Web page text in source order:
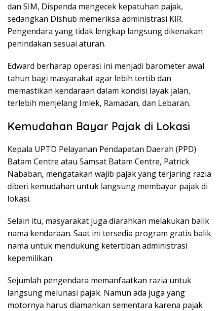
dan SIM, Dispenda mengecek kepatuhan pajak,
sedangkan Dishub memeriksa administrasi KIR.
Pengendara yang tidak lengkap langsung dikenakan
penindakan sesuai aturan.
Edward berharap operasi ini menjadi barometer awal
tahun bagi masyarakat agar lebih tertib dan
memastikan kendaraan dalam kondisi layak jalan,
terlebih menjelang Imlek, Ramadan, dan Lebaran.
Kemudahan Bayar Pajak di Lokasi
Kepala UPTD Pelayanan Pendapatan Daerah (PPD)
Batam Centre atau Samsat Batam Centre, Patrick
Nababan, mengatakan wajib pajak yang terjaring razia
diberi kemudahan untuk langsung membayar pajak di
lokasi.
Selain itu, masyarakat juga diarahkan melakukan balik
nama kendaraan. Saat ini tersedia program gratis balik
nama untuk mendukung ketertiban administrasi
kepemilikan.
Sejumlah pengendara memanfaatkan razia untuk
langsung melunasi pajak. Namun ada juga yang
motornya harus diamankan sementara karena pajak